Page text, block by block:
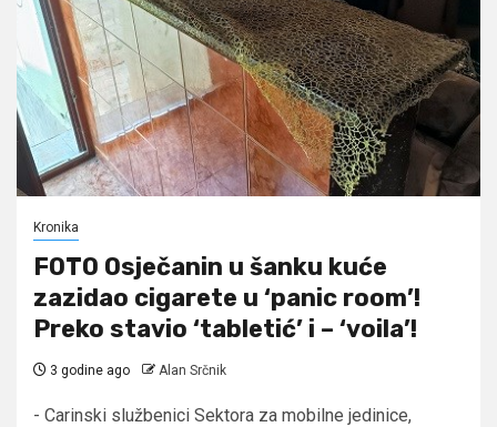
Kronika
FOTO Osječanin u šanku kuće
zazidao cigarete u ‘panic room’!
Preko stavio ‘tabletić’ i – ‘voila’!
3 godine ago Alan Srčnik
- Carinski službenici Sektora za mobilne jedinice,